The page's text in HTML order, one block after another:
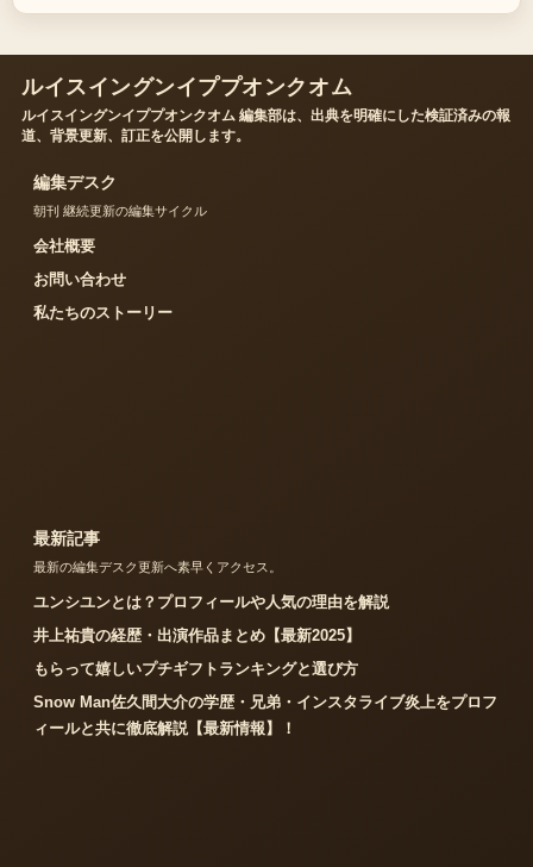
ルイスイングンイププオンクオム
ルイスイングンイププオンクオム 編集部は、出典を明確にした検証済みの報
道、背景更新、訂正を公開します。
編集デスク
朝刊 継続更新の編集サイクル
会社概要
お問い合わせ
私たちのストーリー
最新記事
最新の編集デスク更新へ素早くアクセス。
ユンシユンとは？プロフィールや人気の理由を解説
井上祐貴の経歴・出演作品まとめ【最新2025】
もらって嬉しいプチギフトランキングと選び方
Snow Man佐久間大介の学歴・兄弟・インスタライブ炎上をプロフ
ィールと共に徹底解説【最新情報】！